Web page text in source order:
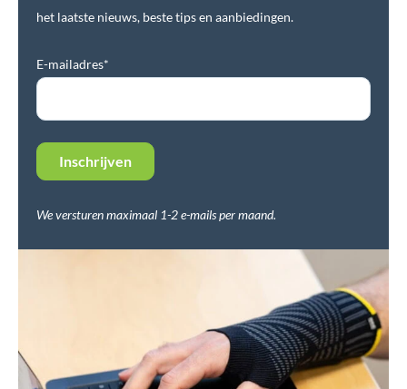
het laatste nieuws, beste tips en aanbiedingen.
E-mailadres*
We versturen maximaal 1-2 e-mails per maand.